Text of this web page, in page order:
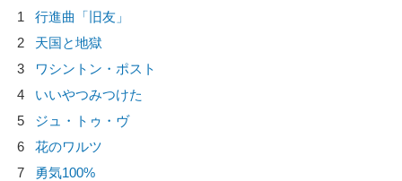
1
行進曲「旧友」
2
天国と地獄
3
ワシントン・ポスト
4
いいやつみつけた
5
ジュ・トゥ・ヴ
6
花のワルツ
7
勇気100%